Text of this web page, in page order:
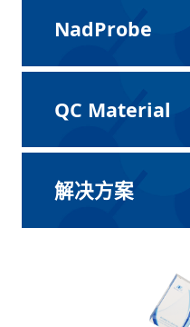
NadProbe
QC Material
解决方案